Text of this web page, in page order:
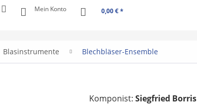
Mein Konto 0,00 € *
Blasinstrumente Blechbläser-Ensemble
Komponist:Siegfried Borris